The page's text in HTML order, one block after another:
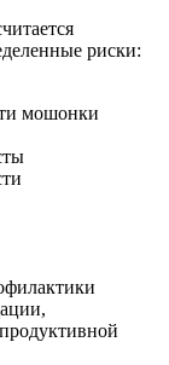
риски:
мошонки